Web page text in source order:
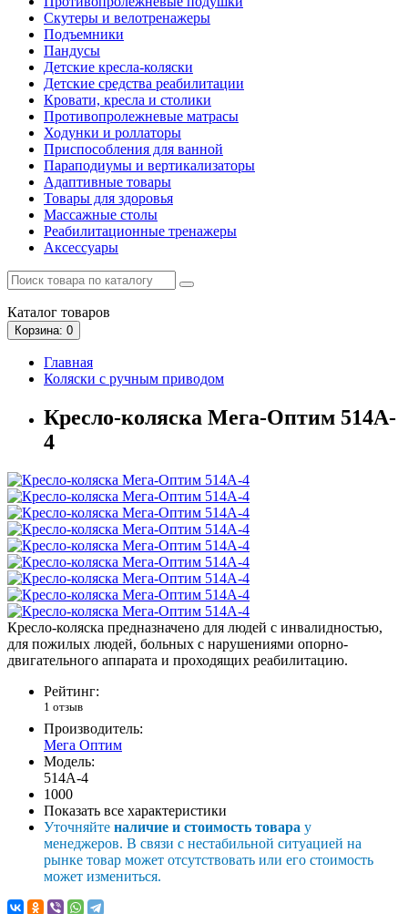
Скутеры и велотренажеры
Подъемники
Пандусы
Детские кресла-коляски
Детские средства реабилитации
Кровати, кресла и столики
Противопролежневые матрасы
Ходунки и роллаторы
Приспособления для ванной
Параподиумы и вертикализаторы
Адаптивные товары
Товары для здоровья
Массажные столы
Реабилитационные тренажеры
Аксессуары
Каталог товаров
Корзина: 0
Главная
Коляски с ручным приводом
Кресло-коляска Мега-Оптим 514A-
4
Кресло-коляска предназначено для людей с инвалидностью,
для пожилых людей, больных с нарушениями опорно-
двигательного аппарата и проходящих реабилитацию.
Рейтинг:
1 отзыв
Производитель:
Мега Оптим
Модель:
514A-4
1000
Показать все характеристики
Уточняйте наличие и стоимость товара у
менеджеров. В связи с нестабильной ситуацией на
рынке товар может отсутствовать или его стоимость
может измениться.